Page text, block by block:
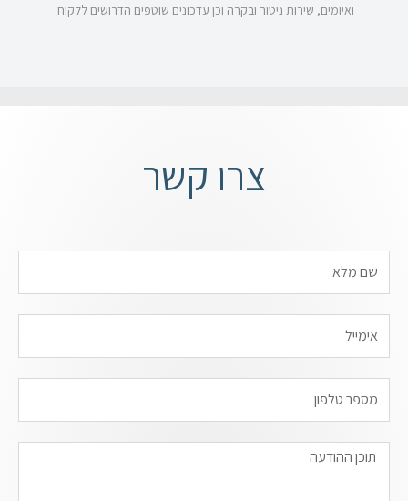
ואיומים, שירות ניטור ובקרה וכן עדכונים שוטפים הדרושים ללקוח.
צרו קשר